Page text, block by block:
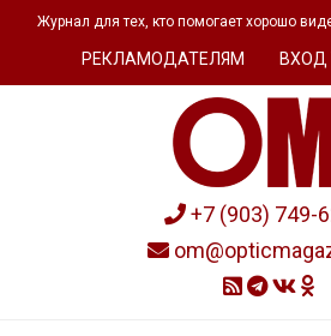
Журнал для тех, кто помогает хорошо
РЕКЛАМОДАТЕЛЯМ ВХОД
+7 (903) 749-